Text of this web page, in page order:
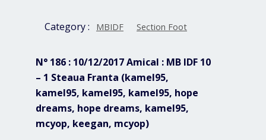
Category : MBIDF Section Foot
N° 186 : 10/12/2017 Amical : MB IDF 10
– 1 Steaua Franta (kamel95,
kamel95, kamel95, kamel95, hope
dreams, hope dreams, kamel95,
mcyop, keegan, mcyop)